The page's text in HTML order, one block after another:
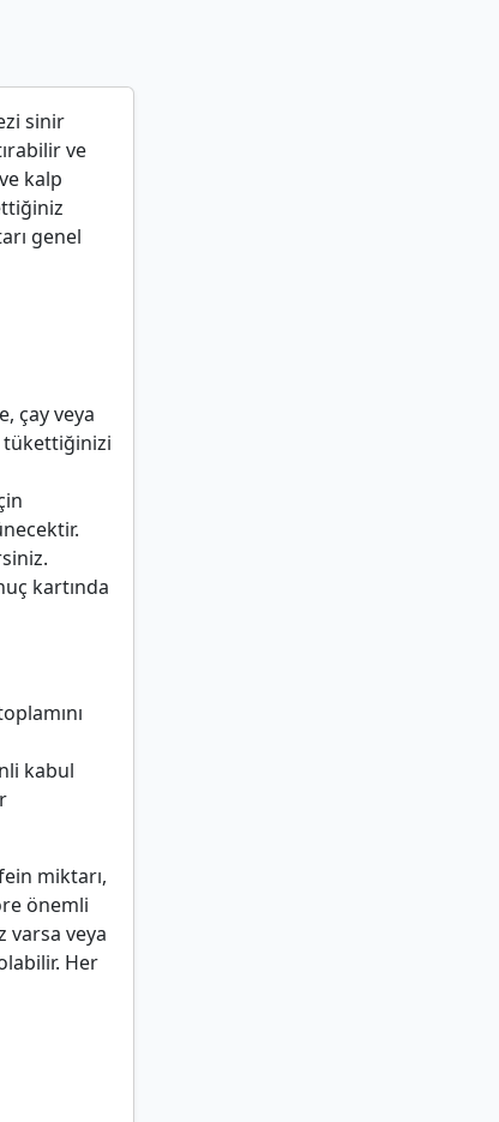
sinir
ve
kalp
genel
çay veya
tükettiğinizi
kartında
kabul
miktarı,
önemli
varsa veya
Her